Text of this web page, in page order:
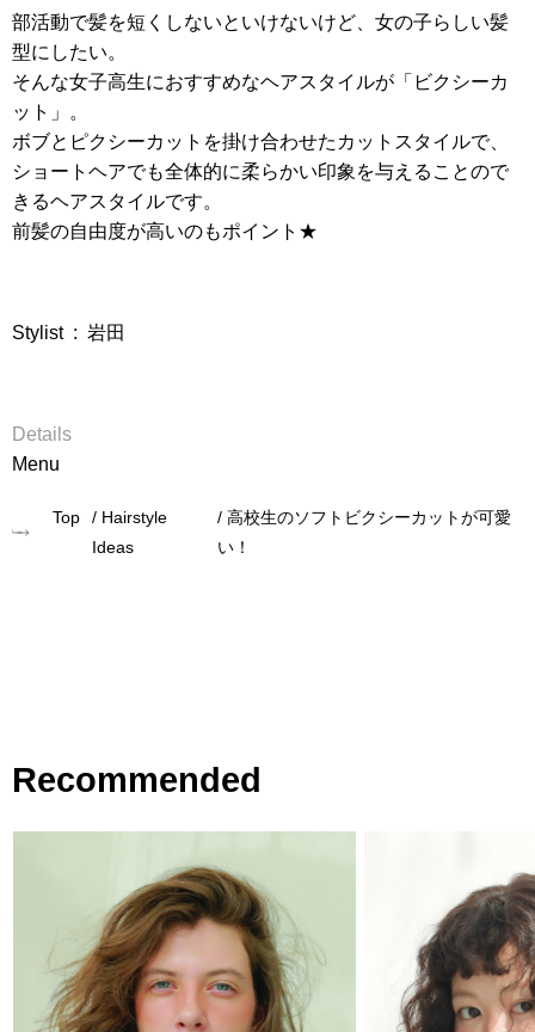
部活動で髪を短くしないといけないけど、女の子らしい髪
型にしたい。
そんな女子高生におすすめなヘアスタイルが「ビクシーカ
ット」。
ボブとピクシーカットを掛け合わせたカットスタイルで、
ショートヘアでも全体的に柔らかい印象を与えることので
きるヘアスタイルです。
前髪の自由度が高いのもポイント★
Stylist : 岩田
Details
Menu
Top
Hairstyle
Ideas
高校生のソフトビクシーカットが可愛
い！
Recommended